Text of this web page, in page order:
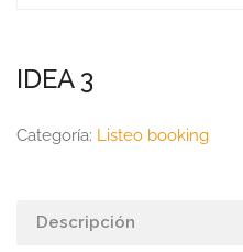
IDEA 3
Categoría: Listeo booking
Descripción